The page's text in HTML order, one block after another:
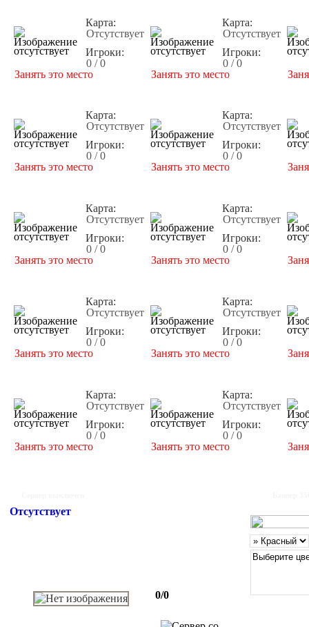
Карта:
Отсутствует
Игроки:
0 / 0
Занять это место
Карта:
Отсутствует
Игроки:
0 / 0
Занять это место
Карта:
Отсутствует
Игроки:
0 / 0
Занять это место
Карта:
Отсутствует
Игроки:
0 / 0
Занять это место
Карта:
Отсутствует
Игроки:
0 / 0
Занять это место
Карта:
Отсутствует
Игроки:
0 / 0
Занять это место
Карта:
Отсутствует
Игроки:
0 / 0
Занять это место
Карта:
Отсутствует
Игроки:
0 / 0
Занять это место
Карта:
Отсутствует
Игроки:
0 / 0
Занять это место
Карта:
Отсутствует
Игроки:
0 / 0
Занять это место
Отсутствует
0/0